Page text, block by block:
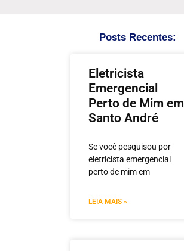
Posts Recentes:
Eletricista
Emergencial
Perto de Mim em
Santo André
Se você pesquisou por
eletricista emergencial
perto de mim em
LEIA MAIS »